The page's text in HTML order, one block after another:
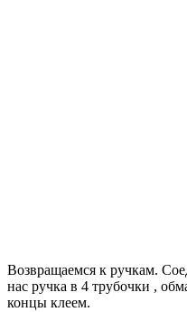
Возвращаемся к ручкам.
нас ручка в 4 трубочки ,
концы клеем.